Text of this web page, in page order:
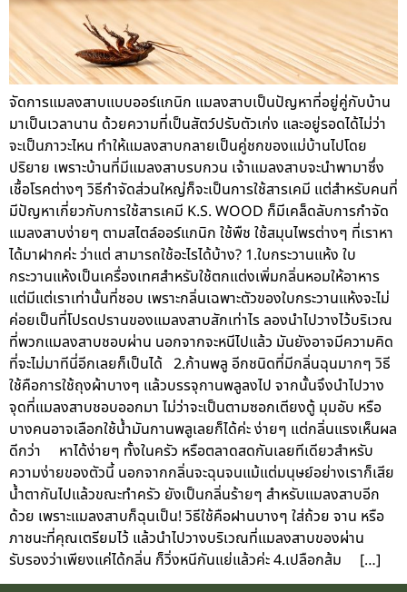
จัดการแมลงสาบแบบออร์แกนิก แมลงสาบเป็นปัญหาที่อยู่คู่กับบ้าน
มาเป็นเวลานาน ด้วยความที่เป็นสัตว์ปรับตัวเก่ง และอยู่รอดได้ไม่ว่า
จะเป็นภาวะไหน ทำให้แมลงสาบกลายเป็นคู่ชกของแม่บ้านไปโดย
ปริยาย เพราะบ้านที่มีแมลงสาบรบกวน เจ้าแมลงสาบจะนำพามาซึ่ง
เชื้อโรคต่างๆ วิธีกำจัดส่วนใหญ่ก็จะเป็นการใช้สารเคมี แต่สำหรับคนที่
มีปัญหาเกี่ยวกับการใช้สารเคมี K.S. WOOD ก็มีเคล็ดลับการกำจัด
แมลงสาบง่ายๆ ตามสไตล์ออร์แกนิก ใช้พืช ใช้สมุนไพรต่างๆ ที่เราหา
ได้มาฝากค่ะ ว่าแต่ สามารถใช้อะไรได้บ้าง? 1.ใบกระวานแห้ง ใบ
กระวานแห้งเป็นเครื่องเทศสำหรับใช้ตกแต่งเพิ่มกลิ่นหอมให้อาหาร
แต่มีแต่เราเท่านั้นที่ชอบ เพราะกลิ่นเฉพาะตัวของใบกระวานแห้งจะไม่
ค่อยเป็นที่โปรดปรานของแมลงสาบสักเท่าไร ลองนำไปวางไว้บริเวณ
ที่พวกแมลงสาบชอบผ่าน นอกจากจะหนีไปแล้ว มันยังอาจมีความคิด
ที่จะไม่มาทีนี่อีกเลยก็เป็นได้ 2.ก้านพลู อีกชนิดที่มีกลิ่นฉุนมากๆ วิธี
ใช้คือการใช้ถุงผ้าบางๆ แล้วบรรจุกานพลูลงไป จากนั้นจึงนำไปวาง
จุดที่แมลงสาบชอบออกมา ไม่ว่าจะเป็นตามซอกเตียงตู้ มุมอับ หรือ
บางคนอาจเลือกใช้น้ำมันกานพลูเลยก็ได้ค่ะ ง่ายๆ แต่กลิ่นแรงเห็นผล
ดีกว่า หาได้ง่ายๆ ทั้งในครัว หรือตลาดสดกันเลยทีเดียวสำหรับ
ความง่ายของตัวนี้ นอกจากกลิ่นจะฉุนจนแม้แต่มนุษย์อย่างเราก็เสีย
น้ำตากันไปแล้วขณะทำครัว ยังเป็นกลิ่นร้ายๆ สำหรับแมลงสาบอีก
ด้วย เพราะแมลงสาบก็ฉุนเป็น! วิธีใช้คือฝานบางๆ ใส่ถ้วย จาน หรือ
ภาชนะที่คุณเตรียมไว้ แล้วนำไปวางบริเวณที่แมลงสาบของผ่าน
รับรองว่าเพียงแค่ได้กลิ่น ก็วิ่งหนีกันแย่แล้วค่ะ 4.เปลือกส้ม […]